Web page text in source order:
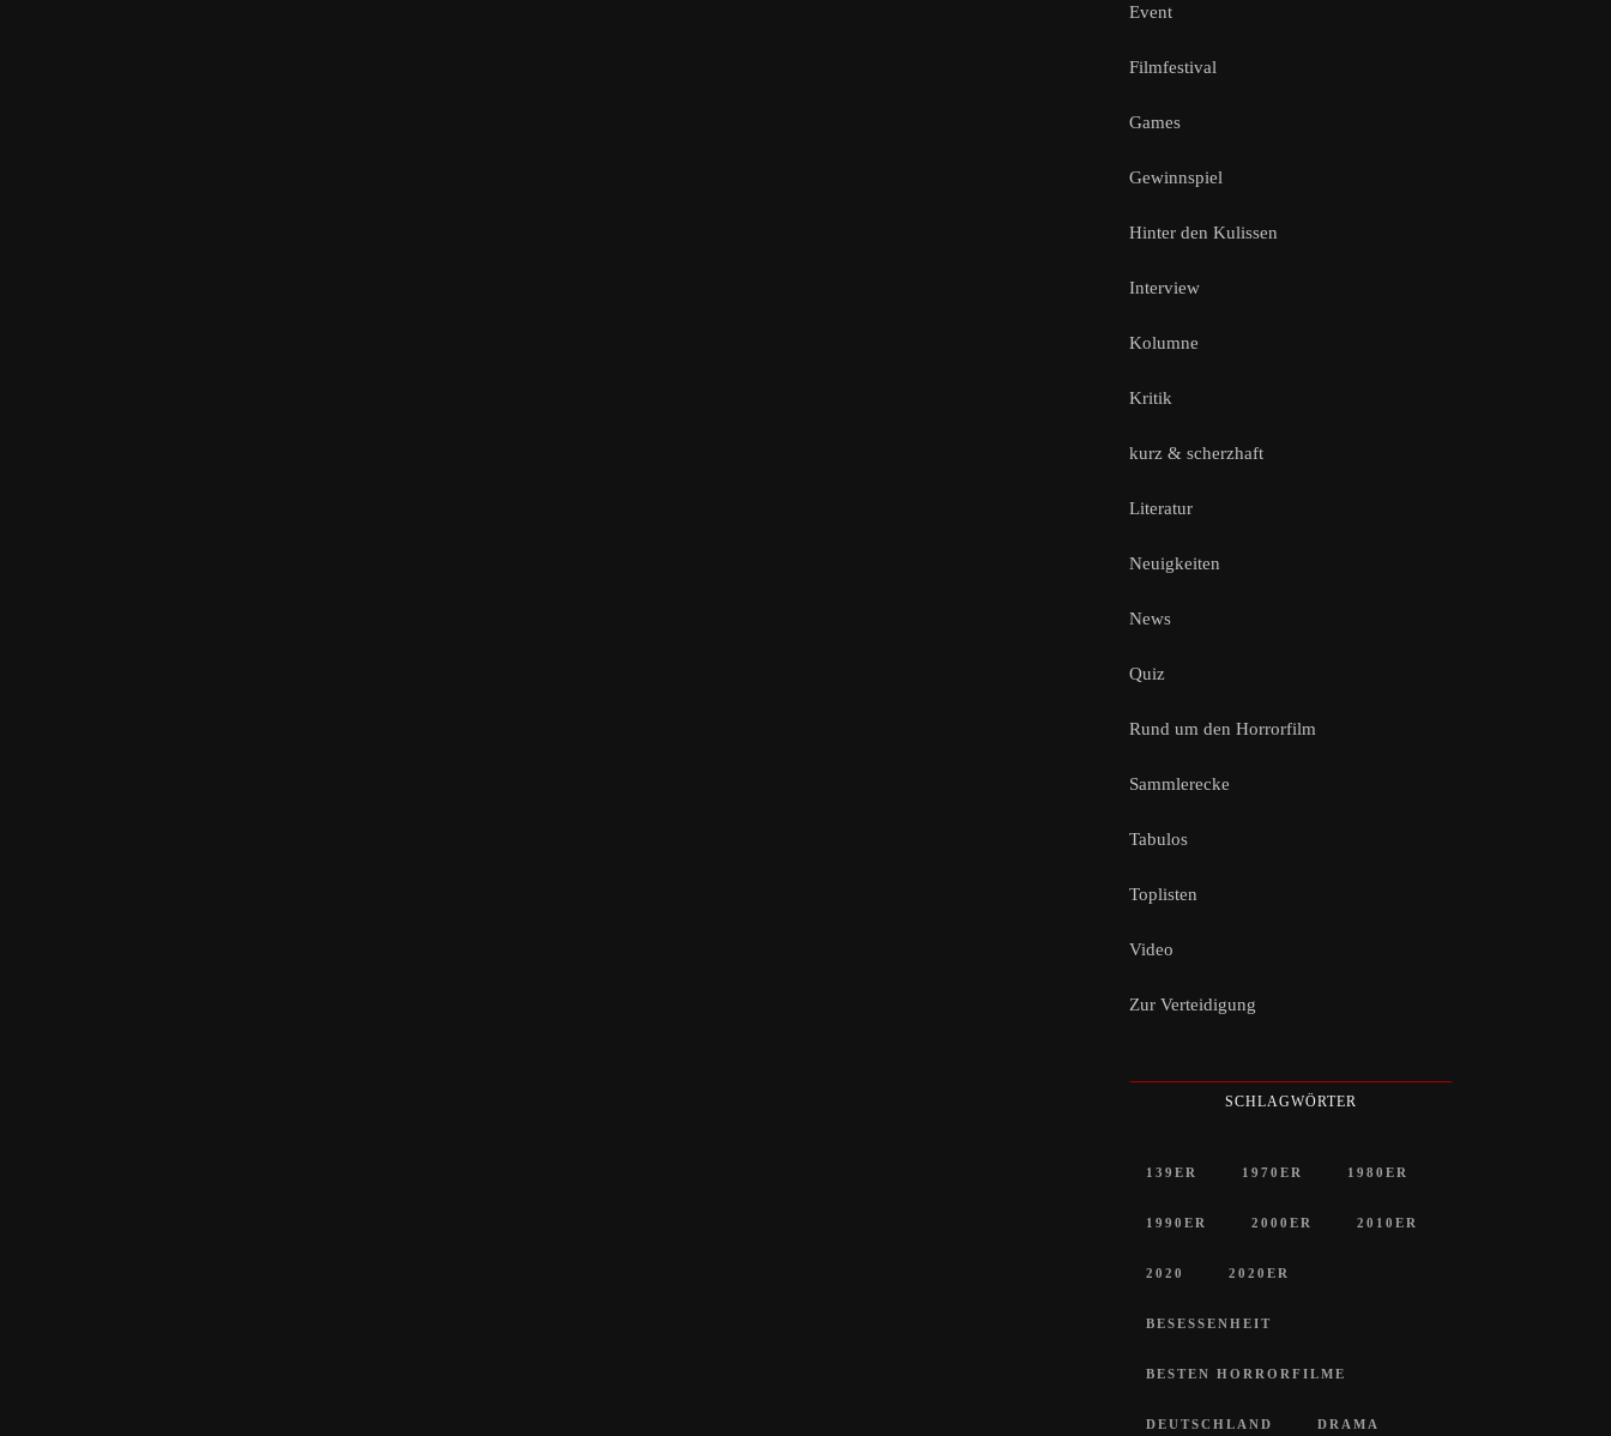
Event
Filmfestival
Games
Gewinnspiel
Hinter den Kulissen
Interview
Kolumne
Kritik
kurz & scherzhaft
Literatur
Neuigkeiten
News
Quiz
Rund um den Horrorfilm
Sammlerecke
Tabulos
Toplisten
Video
Zur Verteidigung
SCHLAGWÖRTER
139ER 1970ER 1980ER
1990ER 2000ER 2010ER
2020 2020ER
BESESSENHEIT
BESTEN HORRORFILME
DEUTSCHLAND DRAMA